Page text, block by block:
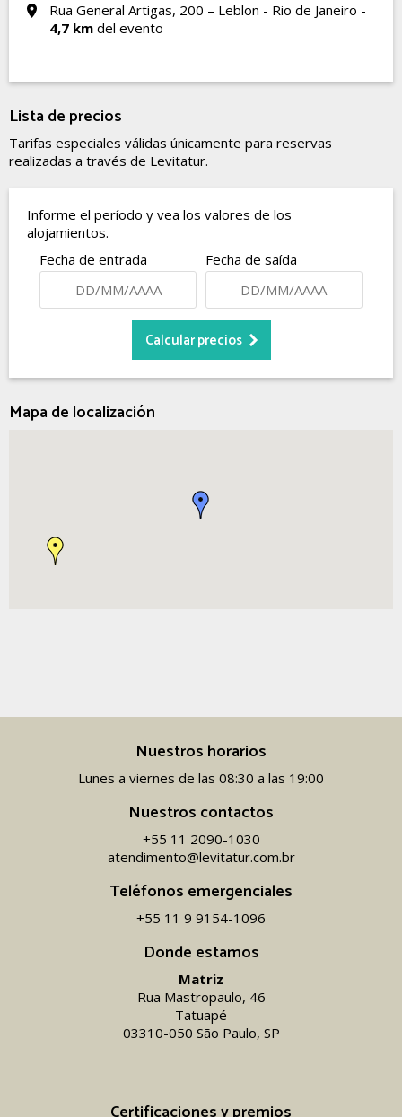
Rua General Artigas, 200 – Leblon - Rio de Janeiro -
4,7 km del evento
Lista de precios
Tarifas especiales válidas únicamente para reservas
realizadas a través de Levitatur.
Informe el período y vea los valores de los
alojamientos.
Fecha de entrada
Fecha de saída
Mapa de localización
Donde estamos
Matriz
Rua Mastropaulo, 46
Tatuapé
03310-050 São Paulo, SP
Nuestros horarios
Lunes a viernes de las 08:30 a las 19:00
Nuestros contactos
+55 11 2090-1030
atendimento@levitatur.com.br
Teléfonos emergenciales
+55 11 9 9154-1096‬